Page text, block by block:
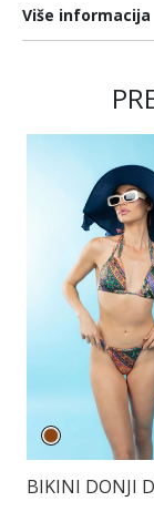
Više informacija
BIKINI DONJI